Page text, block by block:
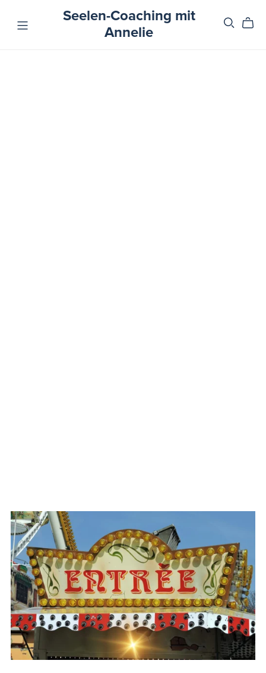
Seelen-Coaching mit
Annelie